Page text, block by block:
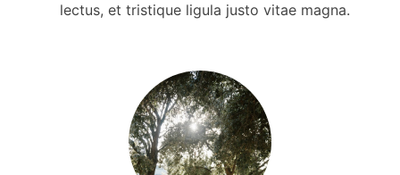
lectus, et tristique ligula justo vitae magna.